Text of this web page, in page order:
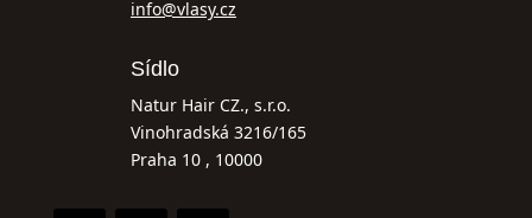
info@vlasy.cz
Sídlo
Natur Hair CZ., s.r.o.
Vinohradská 3216/165
Praha 10 , 10000